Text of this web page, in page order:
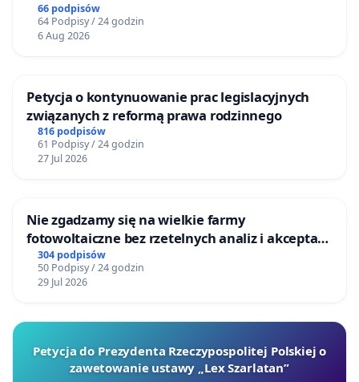
66 podpisów
64 Podpisy / 24 godzin
6 Aug 2026
Petycja o kontynuowanie prac legislacyjnych
związanych z reformą prawa rodzinnego
816 podpisów
61 Podpisy / 24 godzin
27 Jul 2026
Nie zgadzamy się na wielkie farmy
fotowoltaiczne bez rzetelnych analiz i akceptacji
mieszkańców
304 podpisów
50 Podpisy / 24 godzin
29 Jul 2026
Petycja do Prezydenta Rzeczypospolitej Polskiej o
zawetowanie ustawy „Lex Szarlatan”